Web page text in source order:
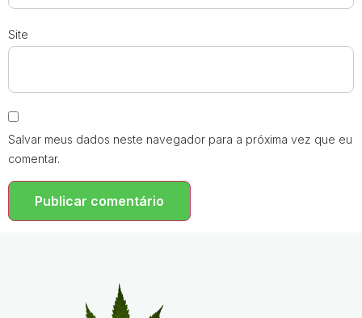
Site
Salvar meus dados neste navegador para a próxima vez que eu
comentar.